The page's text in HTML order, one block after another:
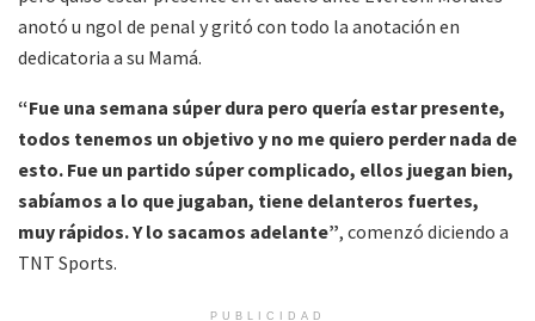
anotó u ngol de penal y gritó con todo la anotación en
dedicatoria a su Mamá.
“Fue una semana súper dura pero quería estar presente,
todos tenemos un objetivo y no me quiero perder nada de
esto. Fue un partido súper complicado, ellos juegan bien,
sabíamos a lo que jugaban, tiene delanteros fuertes,
muy rápidos. Y lo sacamos adelante”, comenzó diciendo a
TNT Sports.
PUBLICIDAD